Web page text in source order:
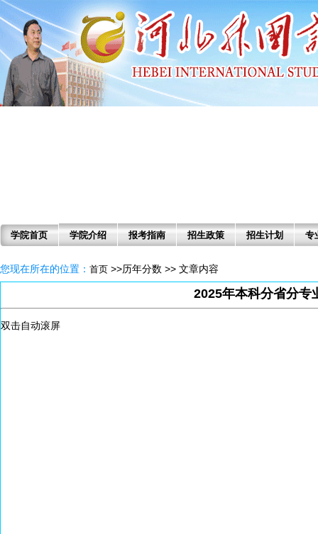
学院首页 学院介绍 报考指南 招生政策 招生计划 专
您现在所在的位置： 首页 >>历年分数 >> 文章内容
2025年本科分省分专
双击自动滚屏